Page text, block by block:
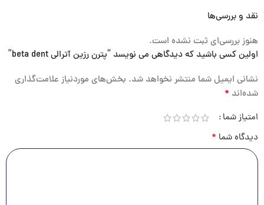
نقد و بررسی‌ها
هنوز بررسی‌ای ثبت نشده است.
اولین کسی باشید که دیدگاهی می نویسد “پترن رزین آترالی beta dent”
نشانی ایمیل شما منتشر نخواهد شد. بخش‌های موردنیاز علامت‌گذاری
شده‌اند *
امتیاز شما
دیدگاه شما *